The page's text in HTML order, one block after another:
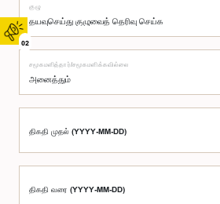
02
குழு
சமூகமளித்தார்/சமூகமளிக்கவில்லை
திகதி முதல் (YYYY-MM-DD)
திகதி வரை (YYYY-MM-DD)